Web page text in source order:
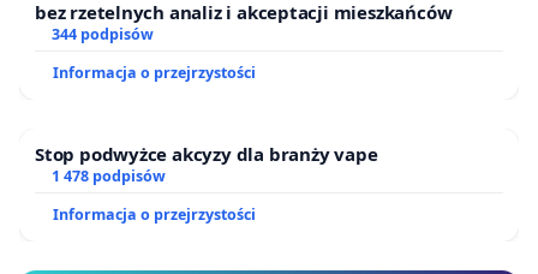
bez rzetelnych analiz i akceptacji mieszkańców
344 podpisów
Informacja o przejrzystości
Stop podwyżce akcyzy dla branży vape
1 478 podpisów
Informacja o przejrzystości